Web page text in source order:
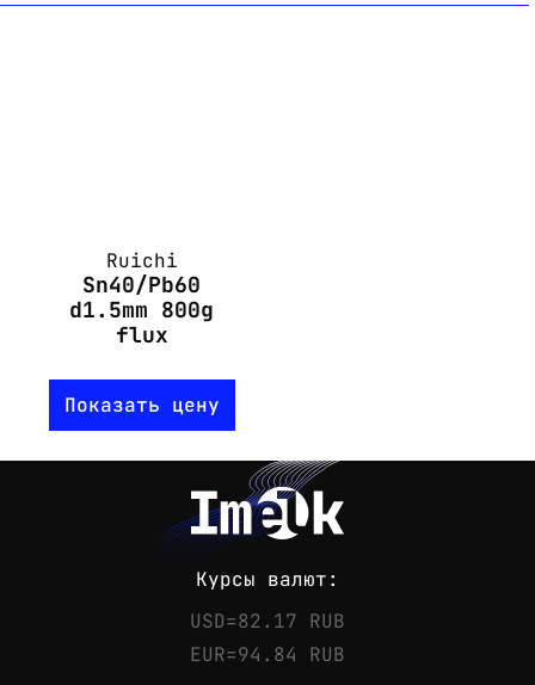
Ruichi
Sn40/Pb60
d1.5mm 800g
flux
Показать цену
Курсы валют:
USD=82.17 RUB
EUR=94.84 RUB